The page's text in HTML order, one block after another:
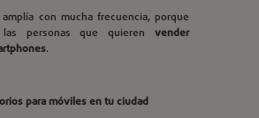
con mucha frecuencia, porque
personas que quieren vender
.
para móviles en tu ciudad